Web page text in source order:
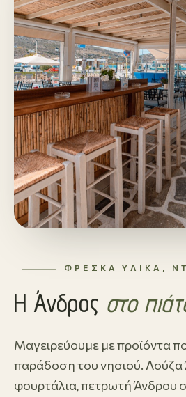
ΦΡΈΣΚΑ ΥΛΙΚΆ,
Η Άνδρος στο
Μαγειρεύουμε με προϊόντα
παράδοση του νησιού. Λούζα
φουρτάλια, πετρωτή Άνδρου